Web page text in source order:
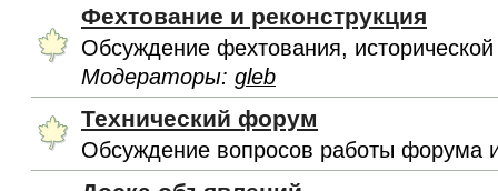
Фехтование и реконструкция
Обсуждение фехтования,
Модераторы: gleb
Технический форум
Обсуждение вопросов работы форума